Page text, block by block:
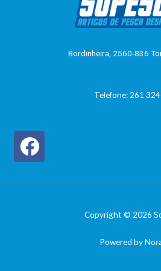
Bordinheira, 2560-836
Telefone: 261
Copyright © 2026
Powered by